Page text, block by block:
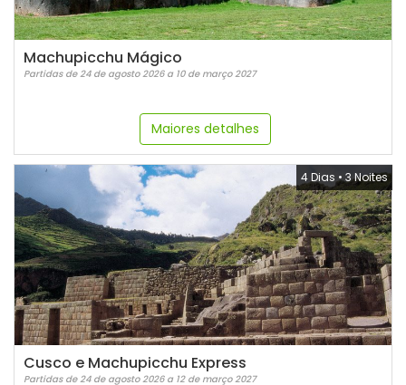
Machupicchu Mágico
Partidas de 24 de agosto 2026 a 10 de março 2027
Maiores detalhes
4 Dias •3 Noites
Cusco e Machupicchu Express
Partidas de 24 de agosto 2026 a 12 de março 2027